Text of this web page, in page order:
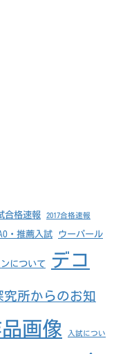
合格速報 2017合格速報
・推薦入試 ウーパール
について
デコ
所からのお知
画像 入試につい